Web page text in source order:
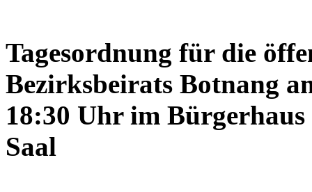
Tagesordnung für die
Bezirksbeirats Botnang
18:30 Uhr im
Saal